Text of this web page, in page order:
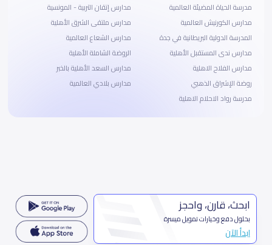
مدرسة الحياة المضيئة العالمية
مدارس الكورنيش العالمية
المدرسة الدولية البريطانية في جدة
مدارس ندى المستقبل الأهلية
مدارس الفلاح الاهلية
روضة الإشراق الذهبي
مدرسة رواد الاحلام الاهلية
مدارس إتقان التربية - المونسية
مدارس ملتقى الشرق الأهلية
مدارس الشعاع العالمية
الروضة الشاملة الأهلية
مدارس السعد الأهلية بالخبر
مدارس بلادي العالمية
ابحث، قارن، واحجز
بحلول دفع وخيارات تمويل ميسرة
ابدأ الآن